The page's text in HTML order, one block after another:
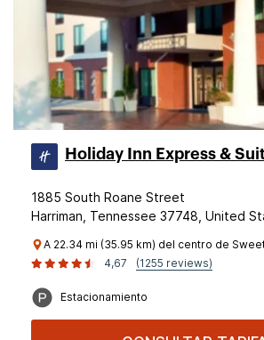
Holiday Inn Express &
1885 South Roane Street
Harriman, Tennessee 37748, United
A 22.34 mi (35.95 km) del centro de
4,67
(1255 reviews)
Estacionamiento